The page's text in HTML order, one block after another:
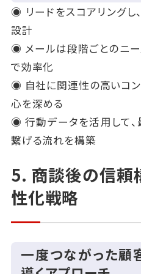
◉ リードをスコアリングし
設計
◉ メールは段階ごとのニー
で効率化
◉ 自社に関連性の高いコン
心を深める
◉ 行動データを活用して、
繋げる流れを構築
5. 商談後の信頼
性化戦略
一度つながった顧